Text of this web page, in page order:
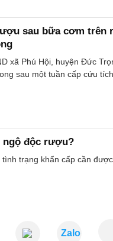
sau bữa cơm trên
xã Phú Hội, huyện Đức
sau một tuần cấp cứu
ngộ độc rượu?
trạng khẩn cấp cần
Zalo